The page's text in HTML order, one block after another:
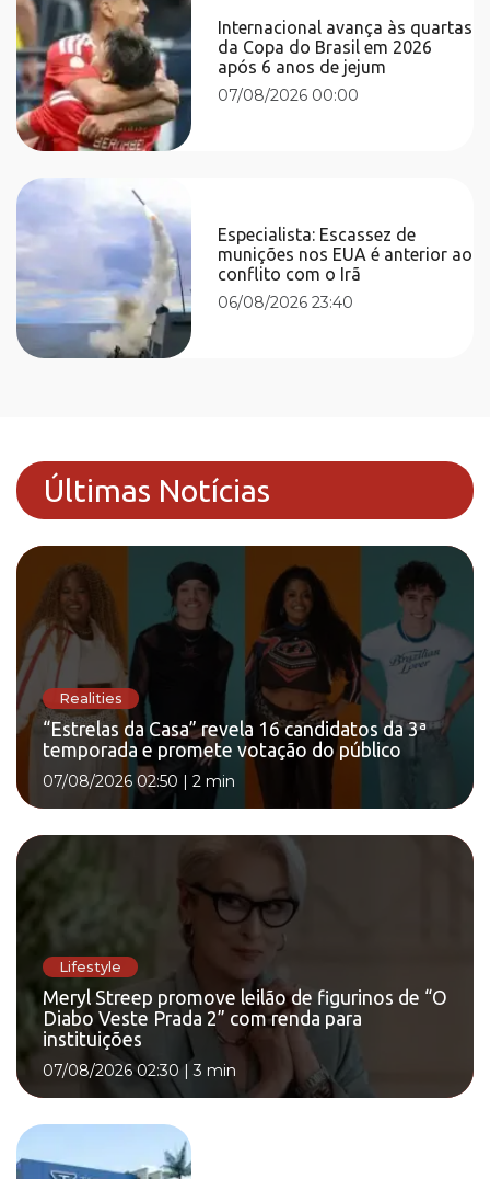
Internacional avança às quartas
da Copa do Brasil em 2026
após 6 anos de jejum
07/08/2026 00:00
Especialista: Escassez de
munições nos EUA é anterior ao
conflito com o Irã
06/08/2026 23:40
Últimas Notícias
Realities
“Estrelas da Casa” revela 16 candidatos da 3ª
temporada e promete votação do público
07/08/2026 02:50 | 2 min
Lifestyle
Meryl Streep promove leilão de figurinos de “O
Diabo Veste Prada 2” com renda para
instituições
07/08/2026 02:30 |3 min